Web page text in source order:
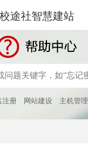
校途社智慧建站
注册 网站建设 主机管理